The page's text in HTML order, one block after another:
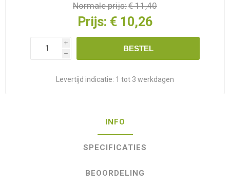
Normale prijs:€ 11,40
Prijs: € 10,26
i
h
BESTEL
Levertijd indicatie: 1 tot 3 werkdagen
INFO
SPECIFICATIES
BEOORDELING